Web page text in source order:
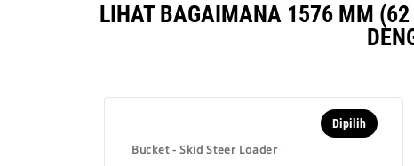
LIHAT BAGAIMANA 1576 MM (62
Bucket - Skid Steer Loader
Dipilih